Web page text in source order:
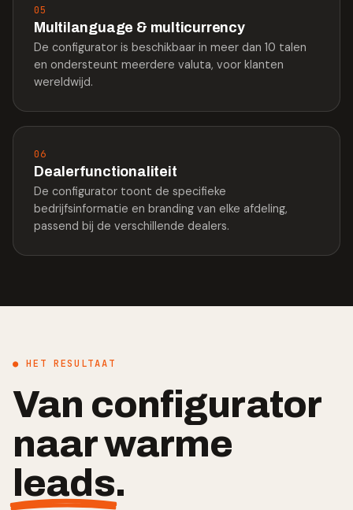
05
Multilanguage & multicurrency
De configurator is beschikbaar in meer dan 10 talen
en ondersteunt meerdere valuta, voor klanten
wereldwijd.
06
Dealerfunctionaliteit
De configurator toont de specifieke
bedrijfsinformatie en branding van elke afdeling,
passend bij de verschillende dealers.
● HET RESULTAAT
Van configurator
naar warme
leads.